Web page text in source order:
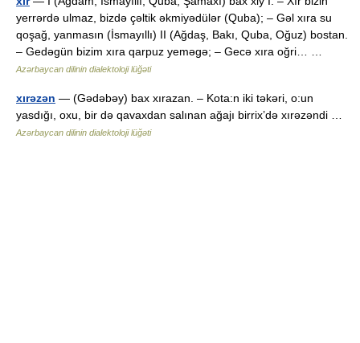
yerrərdə ulmaz, bizdə çəltik əkmiyədülər (Quba); – Gəl xıra su
qoşağ, yanmasın (İsmayıllı) II (Ağdaş, Bakı, Quba, Oğuz) bostan.
– Gedəgün bizim xıra qarpuz yeməgə; – Gecə xıra oğri… …
Azərbaycan dilinin dialektoloji lüğəti
xırəzən — (Gədəbəy) bax xırazan. – Kota:n iki təkəri, o:un
yasdığı, oxu, bir də qavaxdan salınan ağajı birrix’də xırəzəndi …
Azərbaycan dilinin dialektoloji lüğəti